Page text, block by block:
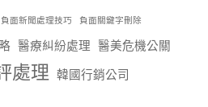
負面新聞處理技巧 負面關鍵字刪除
醫療糾紛處理 醫美危機公關
處理 韓國行銷公司